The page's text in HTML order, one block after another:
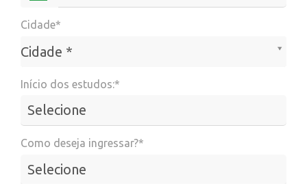
Cidade*
Cidade *
Cidade*
Início dos estudos:*
Como deseja ingressar?*